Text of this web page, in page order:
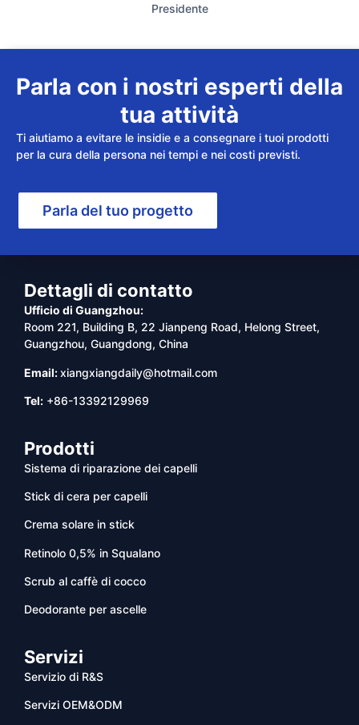
Presidente
Parla con i nostri esperti della
tua attività
Ti aiutiamo a evitare le insidie e a consegnare i tuoi prodotti
per la cura della persona nei tempi e nei costi previsti.
Parla del tuo progetto
Dettagli di contatto
Ufficio di Guangzhou:
Room 221, Building B, 22 Jianpeng Road, Helong Street,
Guangzhou, Guangdong, China
Email:xiangxiangdaily@hotmail.com
Tel: +86-13392129969
Prodotti
Sistema di riparazione dei capelli
Stick di cera per capelli
Crema solare in stick
Retinolo 0,5% in Squalano
Scrub al caffè di cocco
Deodorante per ascelle
Servizi
Servizio di R&S
Servizi OEM&ODM